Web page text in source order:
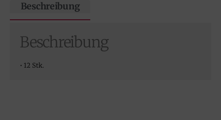
Beschreibung
Beschreibung
• 12 Stk.